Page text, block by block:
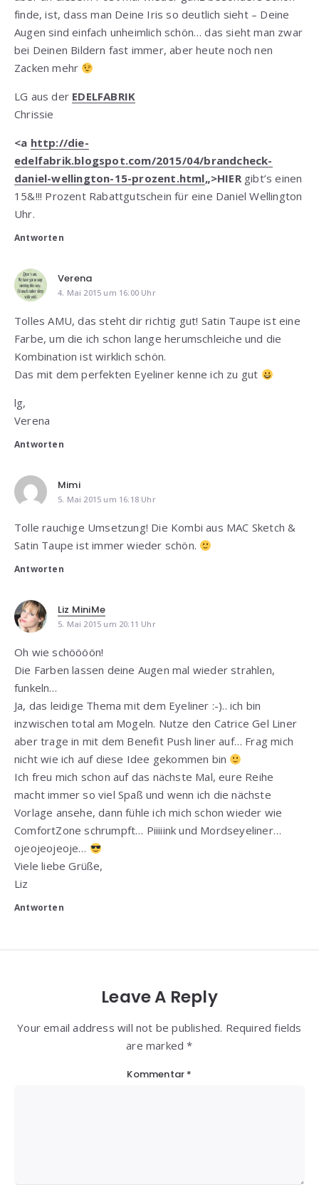
finde, ist, dass man Deine Iris so deutlich sieht – Deine
Augen sind einfach unheimlich schön… das sieht man zwar
bei Deinen Bildern fast immer, aber heute noch nen
Zacken mehr
LG aus der EDELFABRIK
Chrissie
<a http://die-
edelfabrik.blogspot.com/2015/04/brandcheck-
daniel-wellington-15-prozent.html„>HIERgibt’s einen
15&!!! Prozent Rabattgutschein für eine Daniel Wellington
Uhr.
Antworten
Verena
4. Mai 2015 um 16:00 Uhr
Tolles AMU, das steht dir richtig gut! Satin Taupe ist eine
Farbe, um die ich schon lange herumschleiche und die
Kombination ist wirklich schön.
Das mit dem perfekten Eyeliner kenne ich zu gut
lg,
Verena
Antworten
Mimi
5. Mai 2015 um 16:18 Uhr
Tolle rauchige Umsetzung! Die Kombi aus MAC Sketch &
Satin Taupe ist immer wieder schön.
Antworten
Liz MiniMe
5. Mai 2015 um 20:11 Uhr
Oh wie schöööön!
Die Farben lassen deine Augen mal wieder strahlen,
funkeln…
Ja, das leidige Thema mit dem Eyeliner :-).. ich bin
inzwischen total am Mogeln. Nutze den Catrice Gel Liner
aber trage in mit dem Benefit Push liner auf… Frag mich
nicht wie ich auf diese Idee gekommen bin
Ich freu mich schon auf das nächste Mal, eure Reihe
macht immer so viel Spaß und wenn ich die nächste
Vorlage ansehe, dann fühle ich mich schon wieder wie
ComfortZone schrumpft… Piiiiink und Mordseyeliner…
ojeojeojeoje…
Viele liebe Grüße,
Liz
Antworten
Leave A Reply
Your email address will not be published. Required fields
are marked *
Kommentar *